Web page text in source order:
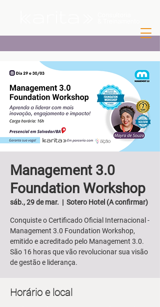
Management 3.0
Foundation Workshop
sáb., 29 de mar.
  |
Sotero Hotel (A confirmar)
Conquiste o Certificado Oficial Internacional -
Management 3.0 Foundation Workshop,
emitido e acreditado pelo Management 3.0.
São 16 horas que vão revolucionar sua visão
de gestão e liderança.
Horário e local